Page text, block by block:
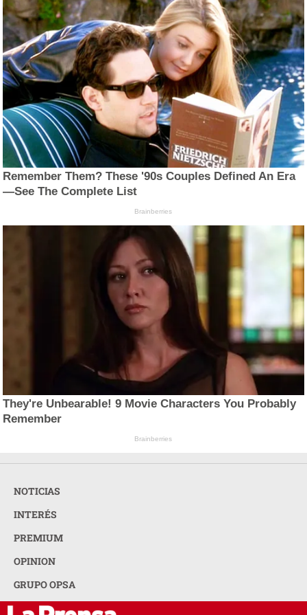
Remember Them? These '90s Couples Defined An Era
—See The Complete List
Brainberries
They're Unbearable! 9 Movie Characters You Probably
Remember
Brainberries
NOTICIAS
INTERÉS
PREMIUM
OPINION
GRUPO OPSA